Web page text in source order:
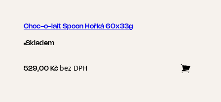
Choc-o-lait Spoon Hořká 60x33g
Skladem
529,00 Kč bez DPH